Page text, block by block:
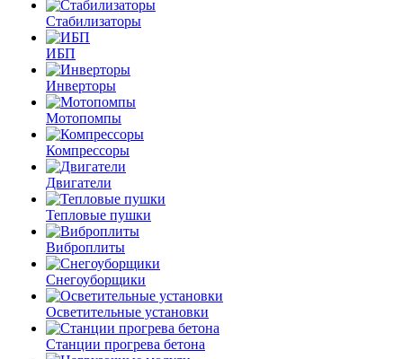
Стабилизаторы
ИБП
Инверторы
Мотопомпы
Компрессоры
Двигатели
Тепловые пушки
Виброплиты
Снегоуборщики
Осветительные установки
Станции прогрева бетона